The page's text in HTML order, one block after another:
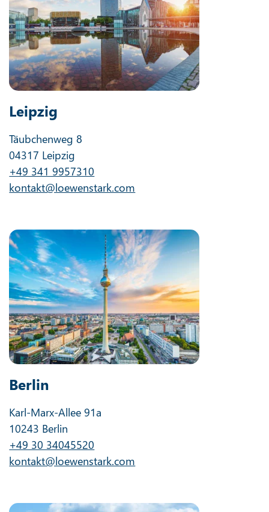
Leipzig
Täubchenweg 8
04317 Leipzig
+49 341 9957310
kontakt@loewenstark.com
Berlin
Karl-Marx-Allee 91a
10243 Berlin
+49 30 34045520
kontakt@loewenstark.com